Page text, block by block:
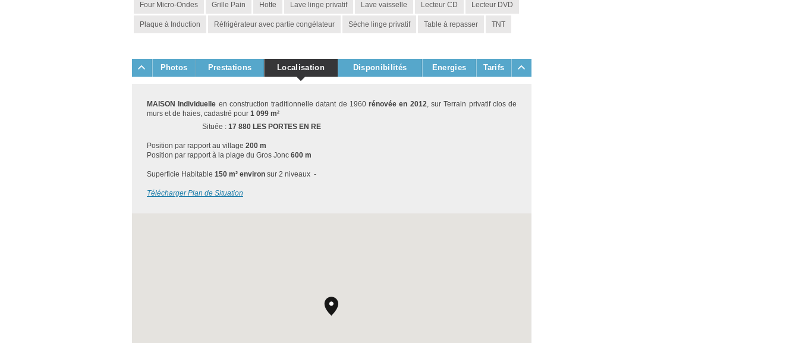
Four Micro-Ondes Grille Pain Hotte Lave linge privatif Lave vaisselle Lecteur CD Lecteur DVD
Plaque à Induction Réfrigérateur avec partie congélateur Sèche linge privatif Table à repasser TNT
Photos Prestations Localisation Disponibilités Energies Tarifs
MAISON Individuelle en construction traditionnelle datant de 1960rénovée en 2012, sur Terrain privatif clos de
murs et de haies, cadastré pour 1 099 m²
Située : 17 880 LES PORTES EN RE
Position par rapport au village 200 m
Position par rapport à la plage du Gros Jonc 600 m
Superficie Habitable 150 m² environ sur 2 niveaux -
Télécharger Plan de Situation